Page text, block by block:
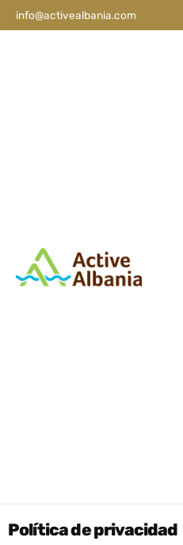
info@activealbania.com
Política de privacidad